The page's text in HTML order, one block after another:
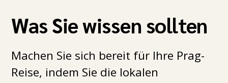
Was Sie wissen sollten
Machen Sie sich bereit für Ihre Prag-
Reise, indem Sie die lokalen